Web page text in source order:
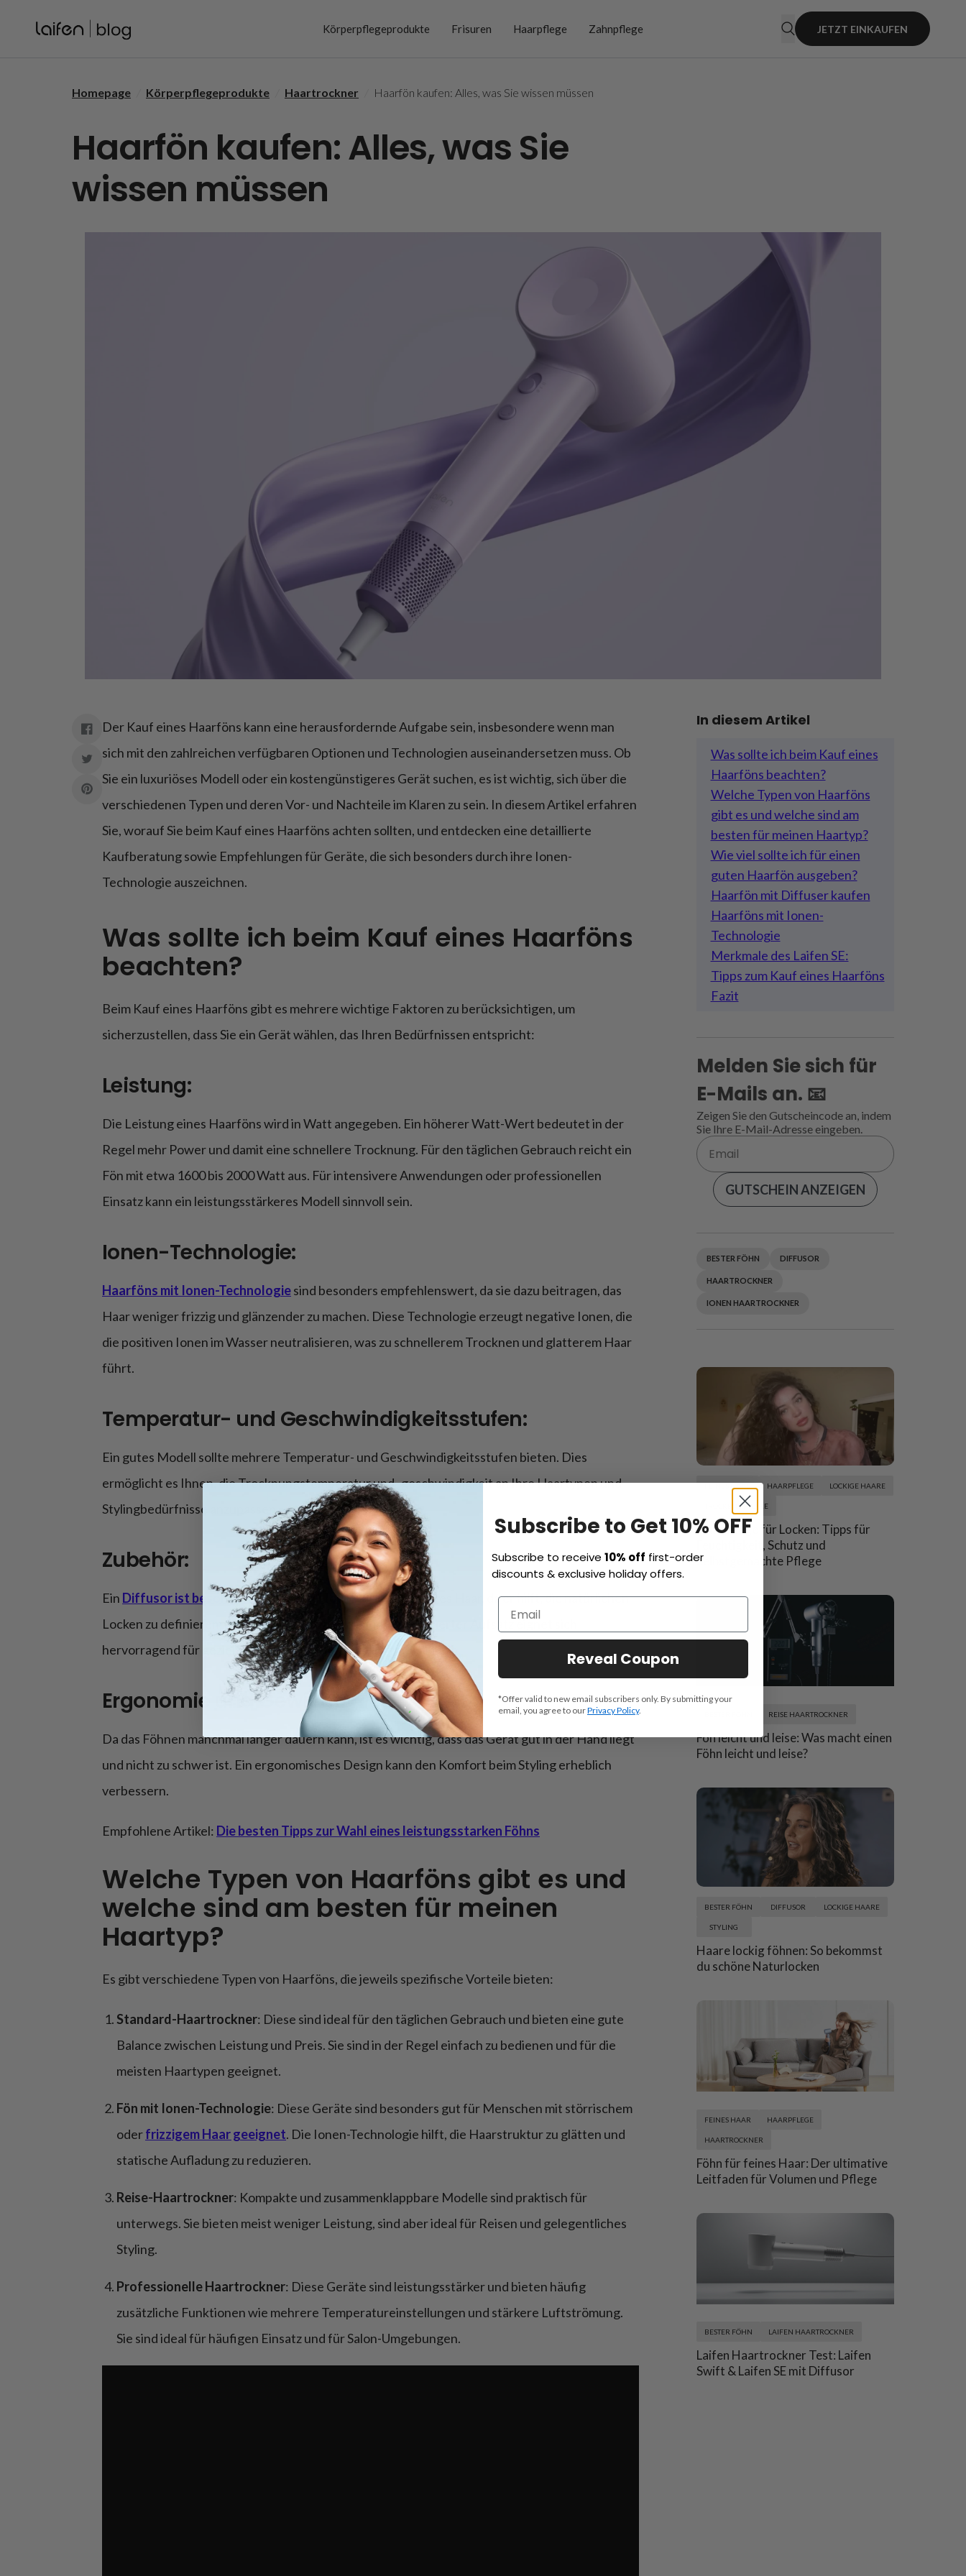
Körperpflegeprodukte Frisuren Haarpflege Zahnpflege JETZT EINKAUFEN
Homepage Körperpflegeprodukte Haartrockner Haarfön kaufen: Alles, was Sie wissen müssen
Haarfön kaufen: Alles, was Sie
wissen müssen
Der Kauf eines Haarföns kann eine herausfordernde Aufgabe sein, insbesondere wenn man
sich mit den zahlreichen verfügbaren Optionen und Technologien auseinandersetzen muss. Ob
Sie ein luxuriöses Modell oder ein kostengünstigeres Gerät suchen, es ist wichtig, sich über die
verschiedenen Typen und deren Vor- und Nachteile im Klaren zu sein. In diesem Artikel erfahren
Sie, worauf Sie beim Kauf eines Haarföns achten sollten, und entdecken eine detaillierte
Kaufberatung sowie Empfehlungen für Geräte, die sich besonders durch ihre Ionen-
Technologie auszeichnen.
Was sollte ich beim Kauf eines Haarföns
beachten?
Beim Kauf eines Haarföns gibt es mehrere wichtige Faktoren zu berücksichtigen, um
sicherzustellen, dass Sie ein Gerät wählen, das Ihren Bedürfnissen entspricht:
Leistung:
Die Leistung eines Haarföns wird in Watt angegeben. Ein höherer Watt-Wert bedeutet in der
Regel mehr Power und damit eine schnellere Trocknung. Für den täglichen Gebrauch reicht ein
Fön mit etwa 1600 bis 2000 Watt aus. Für intensivere Anwendungen oder professionellen
Einsatz kann ein leistungsstärkeres Modell sinnvoll sein.
Ionen-Technologie:
Haarföns mit Ionen-Technologiesind besonders empfehlenswert, da sie dazu beitragen, das
Haar weniger frizzig und glänzender zu machen. Diese Technologie erzeugt negative Ionen, die
die positiven Ionen im Wasser neutralisieren, was zu schnellerem Trocknen und glatterem Haar
führt.
Temperatur- und Geschwindigkeitsstufen:
Ein gutes Modell sollte mehrere Temperatur- und Geschwindigkeitsstufen bieten. Dies
ermöglicht es Ihnen, die Trocknungstemperatur und -geschwindigkeit an Ihre Haartypen und
Stylingbedürfnisse anzupassen.
Zubehör:
Ein Diffusor ist besonders nützlich für lockigesoder welliges Haar, da er hilft, die natürlichen
Locken zu definieren, ohne sie zu beschädigen. Ein konzentrierter Aufsatz eignet sich
hervorragend für gezieltes Styling und für ein glänzendes Finish.
Ergonomie und Gewicht:
Da das Föhnen manchmal länger dauern kann, ist es wichtig, dass das Gerät gut in der Hand liegt
und nicht zu schwer ist. Ein ergonomisches Design kann den Komfort beim Styling erheblich
verbessern.
Empfohlene Artikel: Die besten Tipps zur Wahl eines leistungsstarken Föhns
Welche Typen von Haarföns gibt es und
welche sind am besten für meinen
Haartyp?
Es gibt verschiedene Typen von Haarföns, die jeweils spezifische Vorteile bieten:
Standard-Haartrockner: Diese sind ideal für den täglichen Gebrauch und bieten eine gute
Balance zwischen Leistung und Preis. Sie sind in der Regel einfach zu bedienen und für die
meisten Haartypen geeignet.
Fön mit Ionen-Technologie: Diese Geräte sind besonders gut für Menschen mit störrischem
oderfrizzigem Haar geeignet. Die Ionen-Technologie hilft, die Haarstruktur zu glätten und
statische Aufladung zu reduzieren.
Reise-Haartrockner: Kompakte und zusammenklappbare Modelle sind praktisch für
unterwegs. Sie bieten meist weniger Leistung, sind aber ideal für Reisen und gelegentliches
Styling.
Professionelle Haartrockner: Diese Geräte sind leistungsstärker und bieten häufig
zusätzliche Funktionen wie mehrere Temperatureinstellungen und stärkere Luftströmung.
Sie sind ideal für häufigen Einsatz und für Salon-Umgebungen.
In diesem Artikel
Was sollte ich beim Kauf eines
Haarföns beachten?
Welche Typen von Haarföns
gibt es und welche sind am
besten für meinen Haartyp?
Wie viel sollte ich für einen
guten Haarfön ausgeben?
Haarfön mit Diffuser kaufen
Haarföns mit Ionen-
Technologie
Merkmale des Laifen SE:
Tipps zum Kauf eines Haarföns
Fazit
Melden Sie sich für
E-Mails an. 📧
Zeigen Sie den Gutscheincode an, indem
Sie Ihre E-Mail-Adresse eingeben.
GUTSCHEIN ANZEIGEN
BESTER FÖHN DIFFUSOR
HAARTROCKNER
IONEN HAARTROCKNER
HAARPFLEGE LOCKIGE HAARE
TROCKENE HAARE
Haarpflege für Locken: Tipps für
Feuchtigkeit, Schutz und
Selbstgemachte Pflege
REISE HAARTROCKNER
Fön leicht und leise: Was macht einen
Föhn leicht und leise?
BESTER FÖHN DIFFUSOR LOCKIGE HAARE
STYLING
Haare lockig föhnen: So bekommst
du schöne Naturlocken
FEINES HAAR HAARPFLEGE
HAARTROCKNER
Föhn für feines Haar: Der ultimative
Leitfaden für Volumen und Pflege
BESTER FÖHN LAIFEN HAARTROCKNER
Laifen Haartrockner Test: Laifen
Swift & Laifen SE mit Diffusor
Subscribe to Get 10% OFF
Subscribe to receive 10% off first-order
discounts & exclusive holiday offers.
Reveal Coupon
*Offer valid to new email subscribers only. By submitting your
email, you agree to ourPrivacy Policy.